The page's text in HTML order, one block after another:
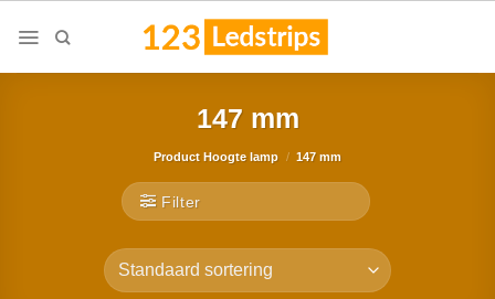
147 mm
Product Hoogte lamp / 147 mm
Filter